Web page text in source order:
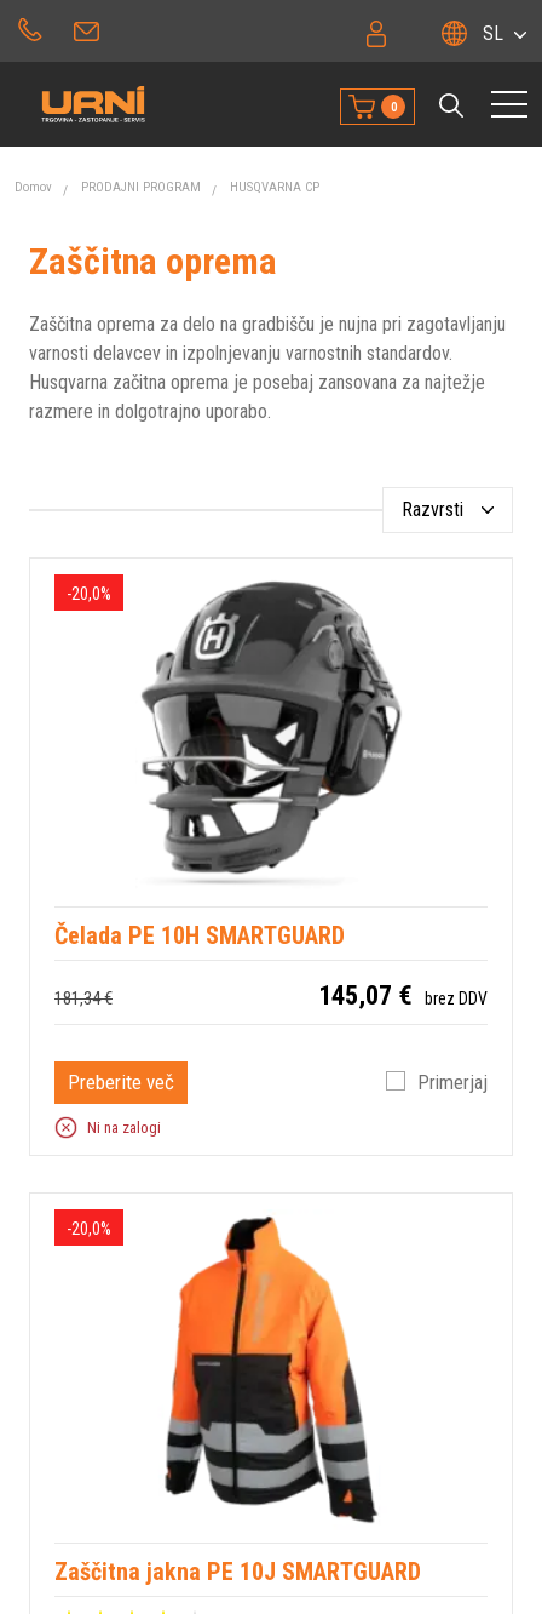
SL
0
Domov PRODAJNI PROGRAM HUSQVARNA CP
Zaščitna oprema
Zaščitna oprema za delo na gradbišču je nujna pri zagotavljanju
varnosti delavcev in izpolnjevanju varnostnih standardov.
Husqvarna začitna oprema je posebaj zansovana za najtežje
razmere in dolgotrajno uporabo.
Razvrsti
-20,0%
Čelada PE 10H SMARTGUARD
181,34 € 145,07 € brez DDV
Preberite več Primerjaj
Ni na zalogi
-20,0%
Zaščitna jakna PE 10J SMARTGUARD